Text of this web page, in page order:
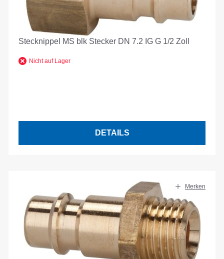
Stecknippel MS blk Stecker DN 7.2 IG G 1/2 Zoll
Nicht auf Lager
DETAILS
Merken